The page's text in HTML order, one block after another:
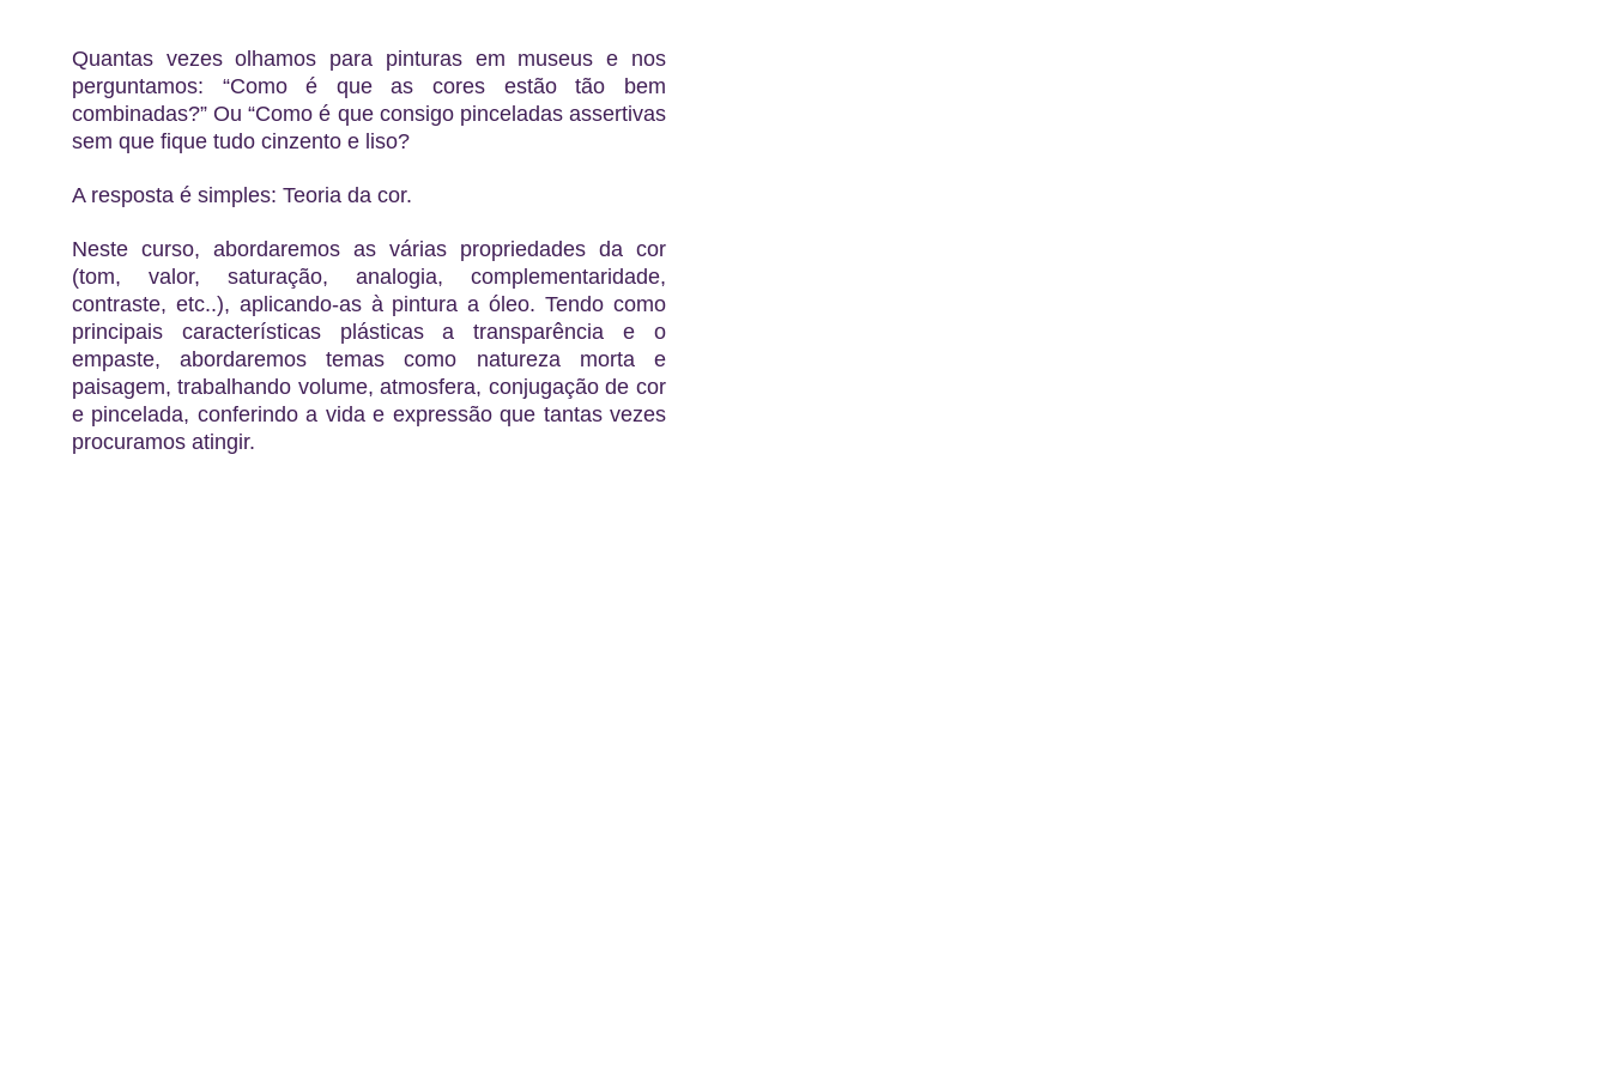
Quantas vezes olhamos para pinturas em museus e nos
perguntamos: “Como é que as cores estão tão bem
combinadas?” Ou “Como é que consigo pinceladas assertivas
sem que fique tudo cinzento e liso?
A resposta é simples: Teoria da cor.
Neste curso, abordaremos as várias propriedades da cor
(tom, valor, saturação, analogia, complementaridade,
contraste, etc..), aplicando-as à pintura a óleo. Tendo como
principais características plásticas a transparência e o
empaste, abordaremos temas como natureza morta e
paisagem, trabalhando volume, atmosfera, conjugação de cor
e pincelada, conferindo a vida e expressão que tantas vezes
procuramos atingir.